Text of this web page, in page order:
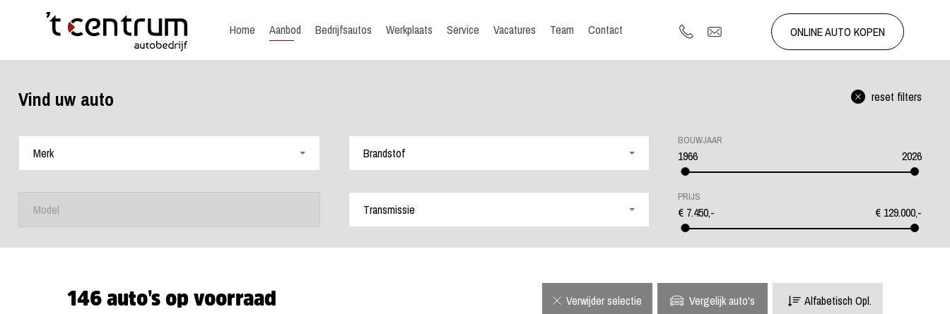
Home Aanbod Bedrijfsautos Werkplaats Service Vacatures Team Contact ONLINE AUTO KOPEN
Vind uw auto reset filters
BOUWJAAR
1966 2026
PRIJS
€ 7.450,- € 129.000,-
146 auto's op voorraad Verwijder selectie Vergelijk auto's